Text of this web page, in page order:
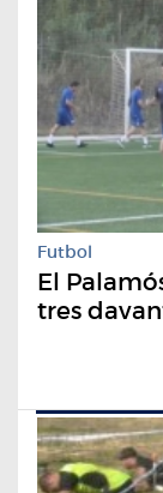
Futbol
El
tres